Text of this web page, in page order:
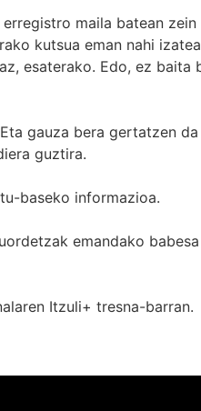
maila batean
kutsua eman nahi
esaterako. Edo, ez baita
gauza bera gertatzen
guztira.
baseko informazioa.
emandako
Itzuli+ tresna-barran.